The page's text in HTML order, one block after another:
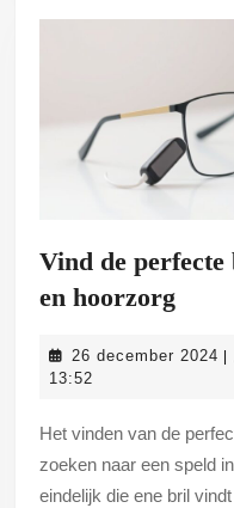
Vind de
en hoorzorgVind
en
26 december 2024
13:52
Het vinden van de perfecte bril kan soms voelen als het
zoeken naar een speld
eindelijk die ene bril